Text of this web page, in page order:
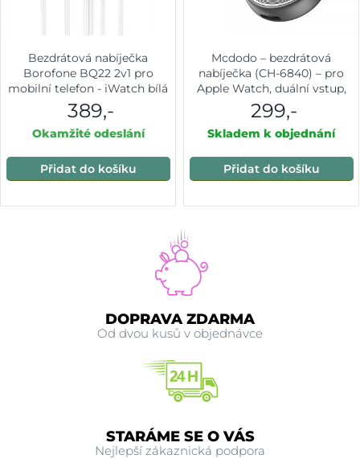
Bezdrátová nabíječka
Borofone BQ22 2v1 pro
mobilní telefon - iWatch bílá
389,-
Okamžité odeslání
Přidat do košíku
Mcdodo – bezdrátová
nabíječka (CH-6840) – pro
Apple Watch, duální vstup,
2,5W, silikonové poutko proti
ztrátě – černá
299,-
Skladem k objednání
Přidat do košíku
DOPRAVA ZDARMA
Od dvou kusů v objednávce
STARÁME SE O VÁS
Nejlepší zákaznická podpora